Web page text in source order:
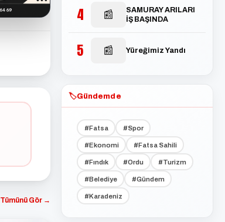
Tümünü Gör →
4 📰
SAMURAY ARILARI
İŞ BAŞINDA
5 📰 Yüreğimiz Yandı
🏷️Gündemde
#Fatsa #Spor
#Ekonomi #Fatsa Sahili
#Fındık #Ordu #Turizm
#Belediye #Gündem
#Karadeniz